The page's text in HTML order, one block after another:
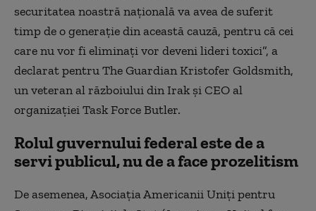
securitatea noastră națională va avea de suferit
timp de o generație din această cauză, pentru că cei
care nu vor fi eliminați vor deveni lideri toxici”, a
declarat pentru The Guardian Kristofer Goldsmith,
un veteran al războiului din Irak și CEO al
organizației Task Force Butler.
Rolul guvernului federal este de a
servi publicul, nu de a face prozelitism
De asemenea, Asociația Americanii Uniți pentru